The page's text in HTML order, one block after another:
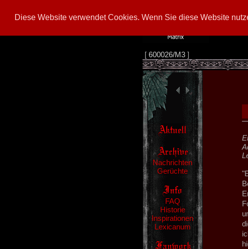
Diese Website verwendet Cookies. Wenn Sie diese Website
[ 600026/M3]
Nachrichten
Gerüchte
FAQ
Historie
Inspirationen
Lexicanum